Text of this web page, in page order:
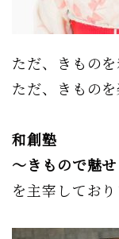
ただ、きもの
ただ、きものを
和創塾
〜きもので魅
を主宰しており